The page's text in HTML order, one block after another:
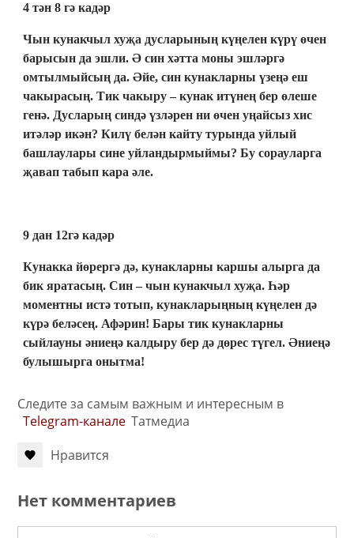
4 тән 8 гә кадәр
Чын кунакчыл хуҗа дусларының күңелен күрү өчен
барысын да эшли. Ә син хәтта моны эшләргә
омтылмыйсың да. Әйе, син кунакларны үзеңә еш
чакырасың. Тик чакыру – кунак итүнең бер өлеше
генә. Дусларың синдә үзләрен ни өчен уңайсыз хис
итәләр икән? Килү белән кайту турында уйлый
башлаулары сине уйландырмыймы? Бу сорауларга
җавап табып кара әле.
9 дан 12гә кадәр
Кунакка йөрергә дә, кунакларны каршы алырга да
бик яратасың. Син – чын кунакчыл хуҗа. Һәр
моментны истә тотып, кунакларыңның күңелен дә
күрә беләсең. Афәрин! Бары тик кунакларны
сыйлауны әниеңә калдыру бер дә дөрес түгел. Әниеңә
булышырга онытма!
Следите за самым важным и интересным в
Telegram-канале Татмедиа
Нравится
Нет комментариев